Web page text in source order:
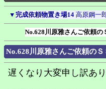
▼ 完成依頼物置き場14 高原鋼一
No.628川原雅さんご依頼の
No.628川原雅さんご依頼のＳ
遅くなり大変申し訳あり